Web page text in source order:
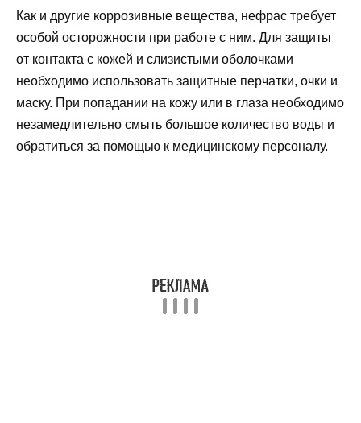
Как и другие коррозивные вещества, нефрас требует
особой осторожности при работе с ним. Для защиты
от контакта с кожей и слизистыми оболочками
необходимо использовать защитные перчатки, очки и
маску. При попадании на кожу или в глаза необходимо
незамедлительно смыть большое количество воды и
обратиться за помощью к медицинскому персоналу.